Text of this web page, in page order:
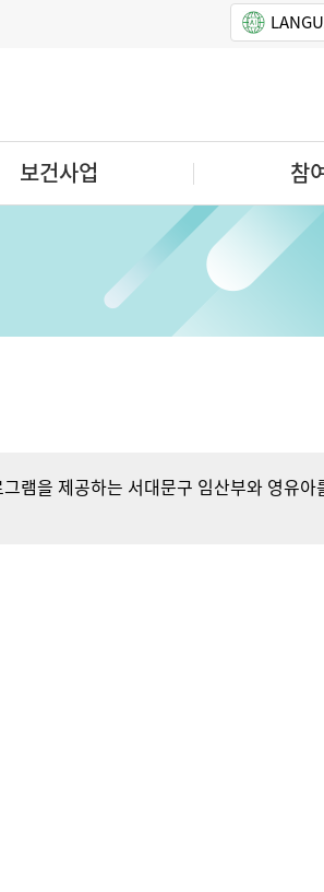
보건사업 참
램을 제공하는 서대문구 임산부와 영유아